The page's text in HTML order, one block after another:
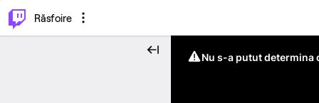
Răsfoire
Nu s-a putut